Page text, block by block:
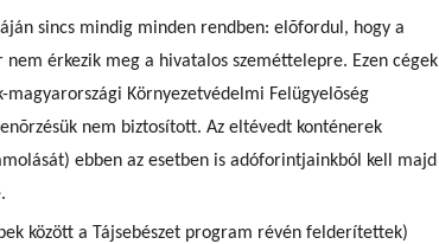
sincs mindig minden rendben: elõfordul, hogy a
érkezik meg a hivatalos szeméttelepre. Ezen cégek
magyarországi Környezetvédelmi Felügyelõség
nem biztosított. Az eltévedt konténerek
ebben az esetben is adóforintjainkból kell majd
között a Tájsebészet program révén felderítettek)